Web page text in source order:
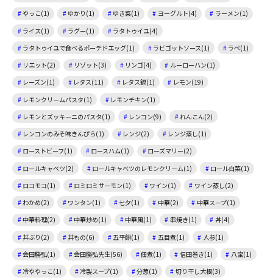
やっこ(1)
ゆかり(1) ゆき菜(1) ヨーグルト(4)
ラーメン(1)
ライス(1)
ラグー(1)
ラタトゥイユ(4)
ラタトゥイユで食べるポーチドエッグ(1)
ラビゴットソース(1)
ラペ(1)
リエット(2)
リゾット(3) リンゴ(4)
ルーローハン(1)
レーズン(1)
レタス(11) レタス鍋(1)
レモン(19)
レモンクリームパスタ(1)
レモンチキン(1)
レモンとズッキーニのパスタ(1)
レンコン(9)
れんこん(2)
レンコンのみそ味きんぴら(1)
レンジ(2)
レンジ蒸し(1)
ローストビーフ(1)
ロースハム(1)
ローズマリー(2)
ロールキャベツ(2)
ロールキャベツのレモンクリーム(1)
ロール白菜(1)
ロコモコ(1)
ロミロミサーモン(1) ワイン(1)
ワイン蒸し(2)
わかめ(2)
ワンタン(1) 七夕(1) 中華(2)
中華スープ(1)
中華料理(2)
中華炒め(1) 中華風(1) 串焼き(1)
丼(4)
丼ぶり(2)
丼もの(6) 五平餅(1) 五目煮(1)
人参(1)
会田勝弘(1)
会田勝弘先生(56) 佃煮(1) 信田巻き(1)
八宝(1)
冷ややっこ(1)
冷製スープ(1) 分葱(1)
切り干し大根(3)